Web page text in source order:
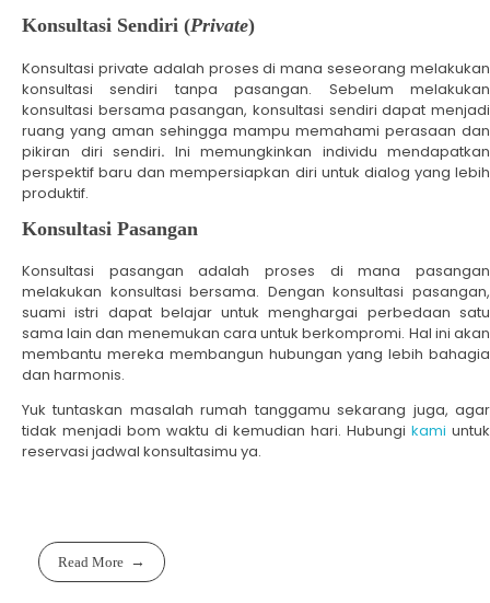
Konsultasi Sendiri (Private)
Konsultasi private adalah proses di mana seseorang melakukan
konsultasi sendiri tanpa pasangan. Sebelum melakukan
konsultasi bersama pasangan, konsultasi sendiri dapat menjadi
ruang yang aman sehingga mampu memahami perasaan dan
pikiran diri sendiri. Ini memungkinkan individu mendapatkan
perspektif baru dan mempersiapkan diri untuk dialog yang lebih
produktif.
Konsultasi Pasangan
Konsultasi pasangan adalah proses di mana pasangan
melakukan konsultasi bersama. Dengan konsultasi pasangan,
suami istri dapat belajar untuk menghargai perbedaan satu
sama lain dan menemukan cara untuk berkompromi. Hal ini akan
membantu mereka membangun hubungan yang lebih bahagia
dan harmonis.
Yuk tuntaskan masalah rumah tanggamu sekarang juga, agar
tidak menjadi bom waktu di kemudian hari. Hubungi kami untuk
reservasi jadwal konsultasimu ya.
Read More